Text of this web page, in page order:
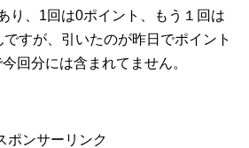
り、1回は0ポイント、もう１回は
すが、引いたのが昨日でポイント
回分には含まれてません。
ポンサーリンク